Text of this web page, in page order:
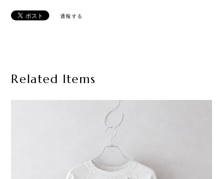
通報する
Related Items